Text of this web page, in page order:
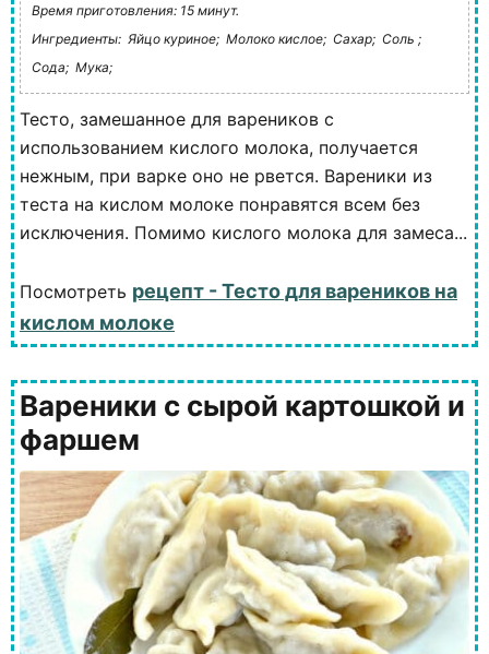
Время приготовления: 15 минут.
Ингредиенты: Яйцо куриное; Молоко кислое; Сахар; Соль ;
Сода; Мука;
Тесто, замешанное для вареников с
использованием кислого молока, получается
нежным, при варке оно не рвется. Вареники из
теста на кислом молоке понравятся всем без
исключения. Помимо кислого молока для замеса...
Посмотреть рецепт - Тесто для вареников на
кислом молоке
Вареники с сырой картошкой и
фаршем